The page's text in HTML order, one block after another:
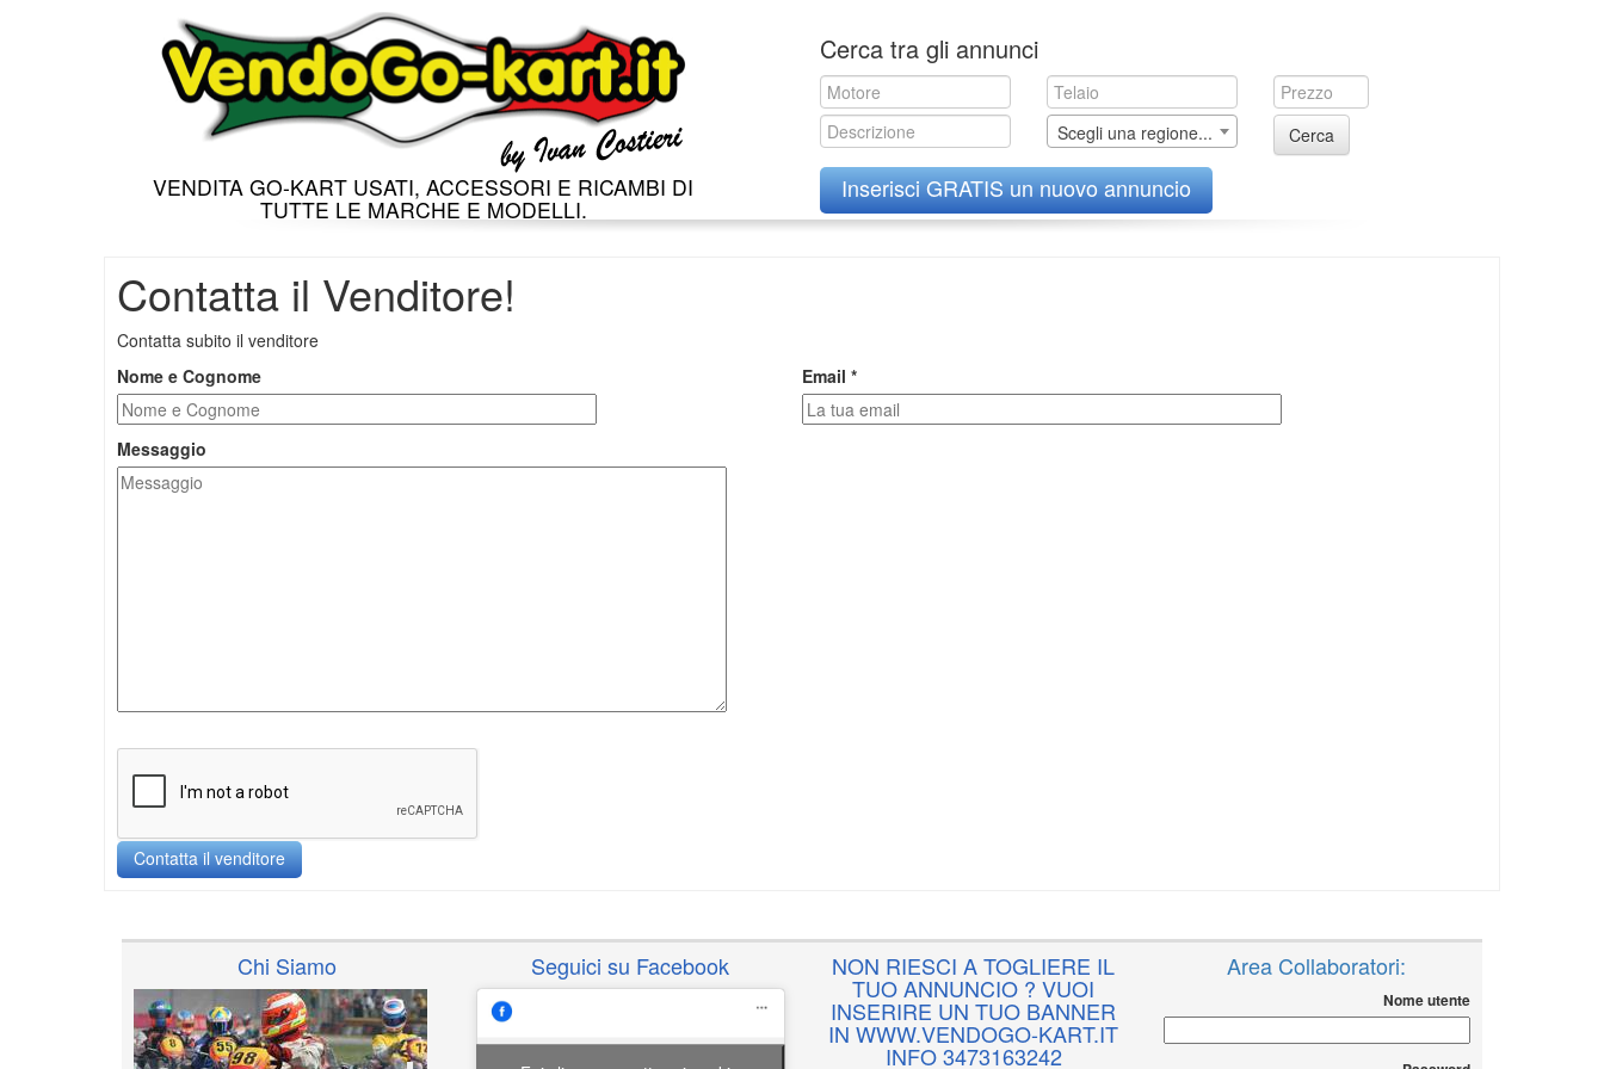
VENDITA GO-KART USATI, ACCESSORI E RICAMBI DI
TUTTE LE MARCHE E MODELLI.
to
content
Cerca tra gli annunci
Scegli una regione... Cerca
Inserisci GRATIS un nuovo annuncio
Contatta il Venditore!
Contatta subito il venditore
Nome e Cognome
Email *
Messaggio
Chi Siamo Seguici su Facebook NON RIESCI A TOGLIERE IL
TUO ANNUNCIO ? VUOI
INSERIRE UN TUO BANNER
IN WWW.VENDOGO-KART.IT
INFO 3473163242
Area Collaboratori:
Nome utente